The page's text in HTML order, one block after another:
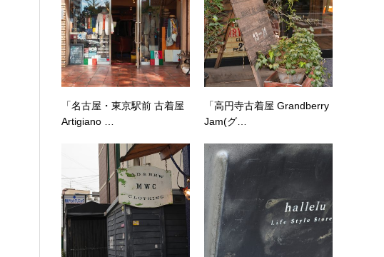
「名古屋・東京駅前 古着屋
Artigiano …
「高円寺古着屋 Grandberry
Jam(グ…